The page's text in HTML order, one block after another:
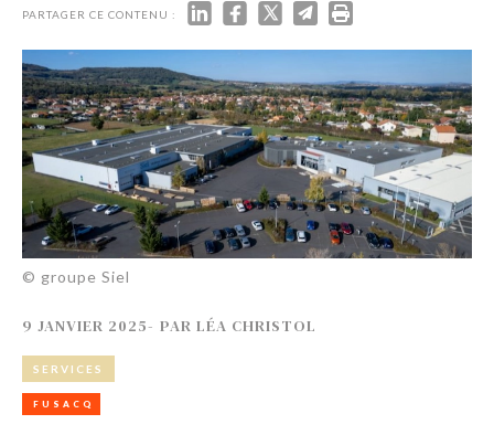
PARTAGER CE CONTENU :
© groupe Siel
9 JANVIER 2025- PAR LÉA CHRISTOL
SERVICES
FUSACQ